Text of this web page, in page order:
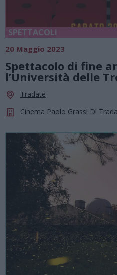
SPETTACOLI
20 Maggio 2023
Spettacolo di fine
l’Università delle
Tradate
Cinema Paolo Grassi Di